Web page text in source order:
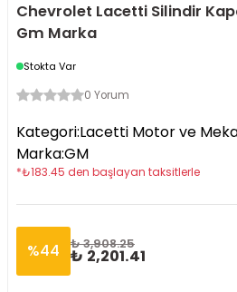
Chevrolet Lacetti Silindir
Gm Marka
Stokta Var
0 Yorum
Kategori:Lacetti Motor ve
Marka:GM
*₺183.45 den başlayan taksitlerle
%44 ₺ 3,908.25
₺ 2,201.41